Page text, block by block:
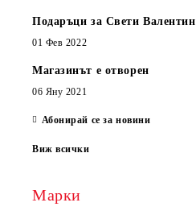
Подаръци за Свети Валентин
01 Фев 2022
Магазинът е отворен
06 Яну 2021
Абонирай се за новини
Виж всички
Марки